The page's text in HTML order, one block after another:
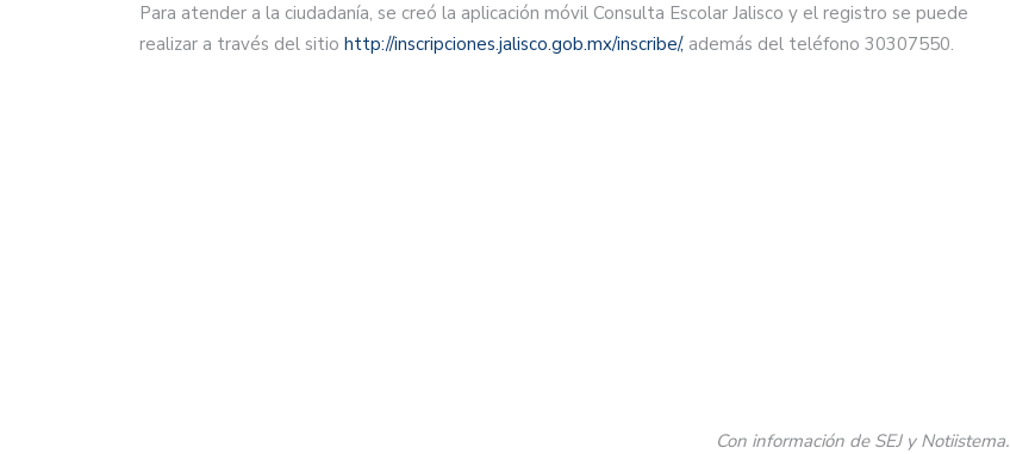
Para atender a la ciudadanía, se creó la aplicación móvil Consulta Escolar Jalisco y el registro se puede
realizar a través del sitio http://inscripciones.jalisco.gob.mx/inscribe/, además del teléfono 30307550.
Con información de SEJ y Notiistema.